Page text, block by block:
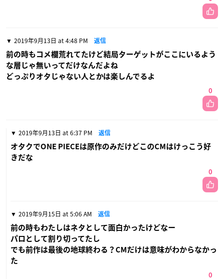
2019年9月13日 at 4:48 PM 返信
前の時もコメ欄荒れてたけど結局ターゲットがここにいるよう
な層じゃ無いってだけなんだよね
どっぷりオタじゃない人とかは楽しんでるよ
0
2019年9月13日 at 6:37 PM 返信
オタクでONE PIECEは原作のみだけどこのCMはけっこう好
きだな
0
2019年9月15日 at 5:06 AM 返信
前の時もわたしはネタとして面白かったけどなー
パロとして割り切ってたし
でも前作は最後の地球終わる？CMだけは意味がわからなかっ
た
0